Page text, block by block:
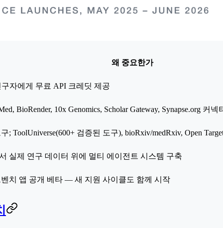
왜 중요한가
자에게 무료 API 크레딧 제공
BioRender, 10x Genomics, Scholar Gateway, Synapse.org 커넥
; ToolUniverse(600+ 검증된 도구), bioRxiv/medRxiv, Open
실제 연구 데이터 위에 멀티 에이전트 시스템 구축
치 앱 공개 베타 — 새 지원 사이클도 함께 시작